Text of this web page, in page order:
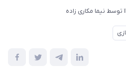
توسط نیما مکاری زاده